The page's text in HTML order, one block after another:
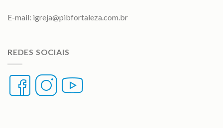
E-mail: igreja@pibfortaleza.com.br
REDES SOCIAIS